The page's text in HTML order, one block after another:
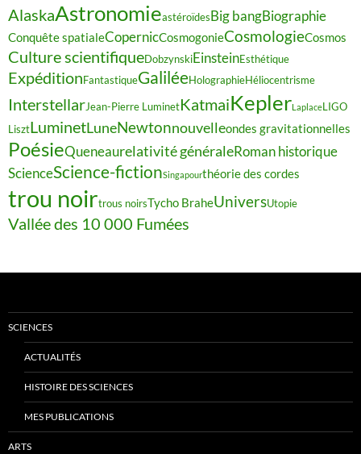
AlaskaAstronomieastéroïdes Big bangBiographie
Conquête spatialeCopernicCosmogonieCosmologieCosmos
Culture scientifiqueDobzynskiEinsteinEsthétique
ExpéditionFantastiqueGaliléeHolographieHéliocentrisme
InterstellarJean-Pierre LuminetKatmaiKeplerLaplaceLIGO
LisztLuminetLuneNewtonnouvelleondes gravitationnelles
PoésieQueneaurelativité généraleRoman historique
ScienceScience-fictionSingapourthéorie des cordes
trou noirtrous noirsTycho BraheUniversUtopie
Vallée des 10 000 Fumées
SCIENCES
ACTUALITÉS
HISTOIRE DES SCIENCES
MES PUBLICATIONS
ARTS